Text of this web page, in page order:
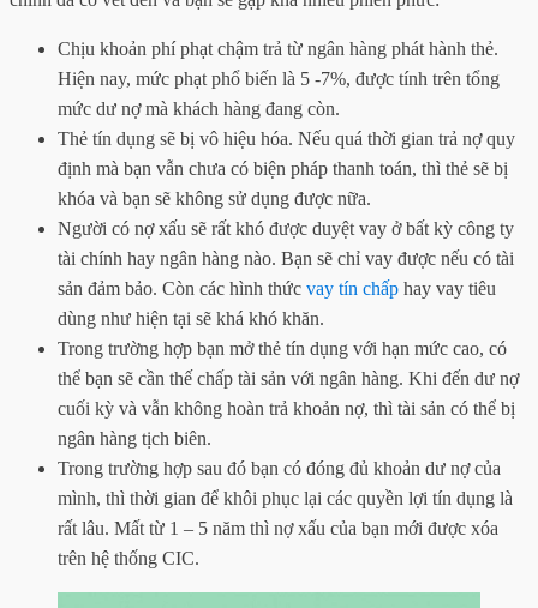
Chịu khoản phí phạt chậm trả từ ngân hàng phát hành thẻ.
Hiện nay, mức phạt phổ biến là 5 -7%, được tính trên tổng
mức dư nợ mà khách hàng đang còn.
Thẻ tín dụng sẽ bị vô hiệu hóa. Nếu quá thời gian trả nợ quy
định mà bạn vẫn chưa có biện pháp thanh toán, thì thẻ sẽ bị
khóa và bạn sẽ không sử dụng được nữa.
Người có nợ xấu sẽ rất khó được duyệt vay ở bất kỳ công ty
tài chính hay ngân hàng nào. Bạn sẽ chỉ vay được nếu có tài
sản đảm bảo. Còn các hình thức vay tín chấp hay vay tiêu
dùng như hiện tại sẽ khá khó khăn.
Trong trường hợp bạn mở thẻ tín dụng với hạn mức cao, có
thể bạn sẽ cần thế chấp tài sản với ngân hàng. Khi đến dư nợ
cuối kỳ và vẫn không hoàn trả khoản nợ, thì tài sản có thể bị
ngân hàng tịch biên.
Trong trường hợp sau đó bạn có đóng đủ khoản dư nợ của
mình, thì thời gian để khôi phục lại các quyền lợi tín dụng là
rất lâu. Mất từ 1 – 5 năm thì nợ xấu của bạn mới được xóa
trên hệ thống CIC.